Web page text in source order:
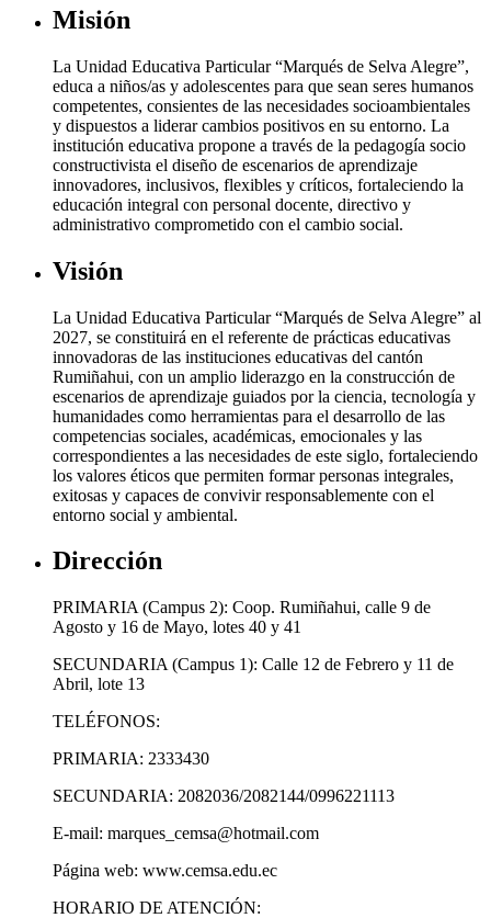
Misión
La Unidad Educativa Particular “Marqués de Selva Alegre”,
educa a niños/as y adolescentes para que sean seres humanos
competentes, consientes de las necesidades socioambientales
y dispuestos a liderar cambios positivos en su entorno. La
institución educativa propone a través de la pedagogía socio
constructivista el diseño de escenarios de aprendizaje
innovadores, inclusivos, flexibles y críticos, fortaleciendo la
educación integral con personal docente, directivo y
administrativo comprometido con el cambio social.
Visión
La Unidad Educativa Particular “Marqués de Selva Alegre” al
2027, se constituirá en el referente de prácticas educativas
innovadoras de las instituciones educativas del cantón
Rumiñahui, con un amplio liderazgo en la construcción de
escenarios de aprendizaje guiados por la ciencia, tecnología y
humanidades como herramientas para el desarrollo de las
competencias sociales, académicas, emocionales y las
correspondientes a las necesidades de este siglo, fortaleciendo
los valores éticos que permiten formar personas integrales,
exitosas y capaces de convivir responsablemente con el
entorno social y ambiental.
Dirección
PRIMARIA (Campus 2): Coop. Rumiñahui, calle 9 de
Agosto y 16 de Mayo, lotes 40 y 41
SECUNDARIA (Campus 1): Calle 12 de Febrero y 11 de
Abril, lote 13
TELÉFONOS:
PRIMARIA: 2333430
SECUNDARIA: 2082036/2082144/0996221113
E-mail: marques_cemsa@hotmail.com
Página web: www.cemsa.edu.ec
HORARIO DE ATENCIÓN: